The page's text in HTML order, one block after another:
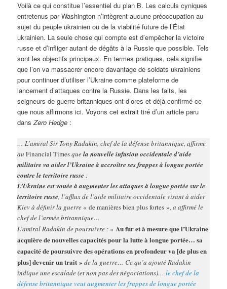
Voilà ce qui constitue l’essentiel du plan B. Les calculs cyniques
entretenus par Washington n’intègrent aucune préoccupation au
sujet du peuple ukrainien ou de la viabilité future de l’État
ukrainien. La seule chose qui compte est d’empêcher la victoire
russe et d’infliger autant de dégâts à la Russie que possible. Tels
sont les objectifs principaux. En termes pratiques, cela signifie
que l’on va massacrer encore davantage de soldats ukrainiens
pour continuer d’utiliser l’Ukraine comme plateforme de
lancement d’attaques contre la Russie. Dans les faits, les
seigneurs de guerre britanniques ont d’ores et déjà confirmé ce
que nous affirmons ici. Voyons cet extrait tiré d’un article paru
dansZero Hedge :
… L’amiral Sir Tony Radakin, chef de la défense britannique, affirme
auFinancial Timesquela nouvelle infusion occidentale d’aide
militaire va aider l’Ukraine à accroître ses frappes à longue portée
contre le territoire russe :
L’Ukraine est vouée à augmenter les attaques à longue portée sur le
territoire russe, l’afflux de l’aide militaire occidentale visant à aider
Kiev à définir la guerre « de manières bien plus fortes », a affirmé le
chef de l’armée britannique…
L’amiral Radakin de poursuivre : «Au fur et à mesure que l’Ukraine
acquière de nouvelles capacités pour la lutte à longue portée… sa
capacité de poursuivre des opérations en profondeur va [de plus en
plus] devenir un trait » de la guerre… Ce qu’a ajouté Radakin
indique une escalade (et non pas des négociations)…le chef de la
défense britannique veut augmenter les frappes de longue portée